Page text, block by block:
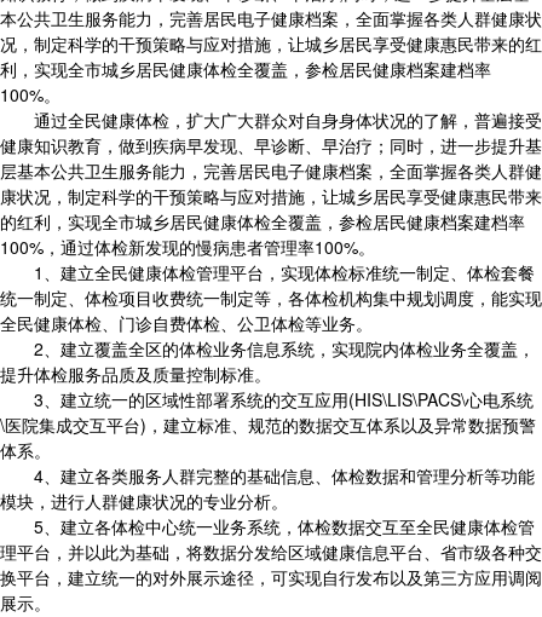
本公共卫生服务能力，完善居民电子健康档案，全面掌握各类人群健康状
况，制定科学的干预策略与应对措施，让城乡居民享受健康惠民带来的红
利，实现全市城乡居民健康体检全覆盖，参检居民健康档案建档率
100%。
通过全民健康体检，扩大广大群众对自身身体状况的了解，普遍接受
健康知识教育，做到疾病早发现、早诊断、早治疗；同时，进一步提升基
层基本公共卫生服务能力，完善居民电子健康档案，全面掌握各类人群健
康状况，制定科学的干预策略与应对措施，让城乡居民享受健康惠民带来
的红利，实现全市城乡居民健康体检全覆盖，参检居民健康档案建档率
100%，通过体检新发现的慢病患者管理率100%。
1、建立全民健康体检管理平台，实现体检标准统一制定、体检套餐
统一制定、体检项目收费统一制定等，各体检机构集中规划调度，能实现
全民健康体检、门诊自费体检、公卫体检等业务。
2、建立覆盖全区的体检业务信息系统，实现院内体检业务全覆盖，
提升体检服务品质及质量控制标准。
3、建立统一的区域性部署系统的交互应用(HIS\LIS\PACS\心电系统
\医院集成交互平台)，建立标准、规范的数据交互体系以及异常数据预警
体系。
4、建立各类服务人群完整的基础信息、体检数据和管理分析等功能
模块，进行人群健康状况的专业分析。
5、建立各体检中心统一业务系统，体检数据交互至全民健康体检管
理平台，并以此为基础，将数据分发给区域健康信息平台、省市级各种交
换平台，建立统一的对外展示途径，可实现自行发布以及第三方应用调阅
展示。